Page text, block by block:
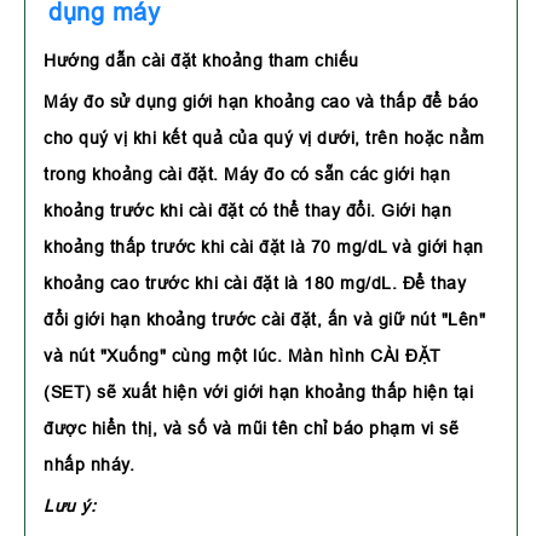
dụng máy
Hướng dẫn cài đặt khoảng tham chiếu
Máy đo sử dụng giới hạn khoảng cao và thấp để báo
cho quý vị khi kết quả của quý vị dưới, trên hoặc nằm
trong khoảng cài đặt. Máy đo có sẵn các giới hạn
khoảng trước khi cài đặt có thể thay đổi. Giới hạn
khoảng thấp trước khi cài đặt là 70 mg/dL và giới hạn
khoảng cao trước khi cài đặt là 180 mg/dL. Để thay
đổi giới hạn khoảng trước cài đặt, ấn và giữ nút "Lên"
và nút "Xuống" cùng một lúc. Màn hình CÀI ĐẶT
(SET) sẽ xuất hiện với giới hạn khoảng thấp hiện tại
được hiển thị, và số và mũi tên chỉ báo phạm vi sẽ
nhấp nháy.
Lưu ý: